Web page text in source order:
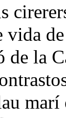
vida
de la
marí